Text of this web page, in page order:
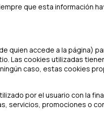
que esta información
quien accede a la página)
Las cookies utilizadas
caso, estas cookies
por el usuario con la
servicios, promociones o